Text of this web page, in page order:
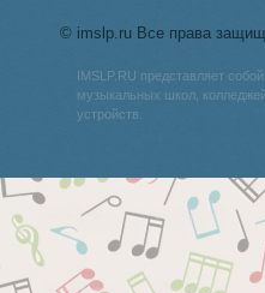
© imslp.ru Все права
IMSLP.RU представляет
музыкальных школ,
устройств.